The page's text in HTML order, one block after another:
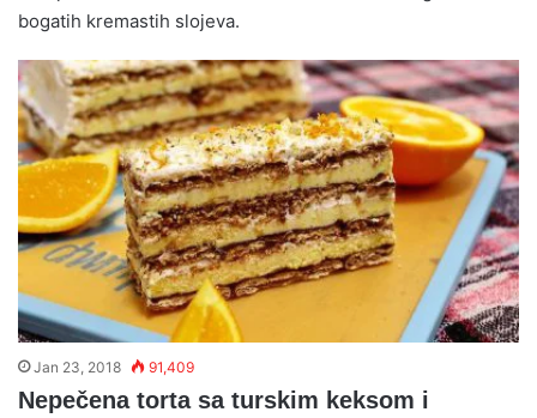
bogatih kremastih slojeva.
Jan 23, 2018 91,409
Nepečena torta sa turskim keksom i